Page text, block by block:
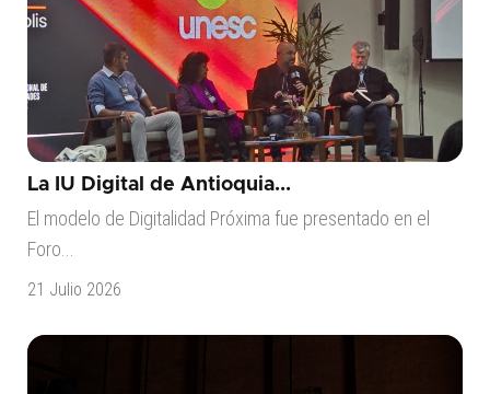
La IU Digital de Antioquia...
El modelo de Digitalidad Próxima fue presentado en el
Foro...
21 Julio 2026